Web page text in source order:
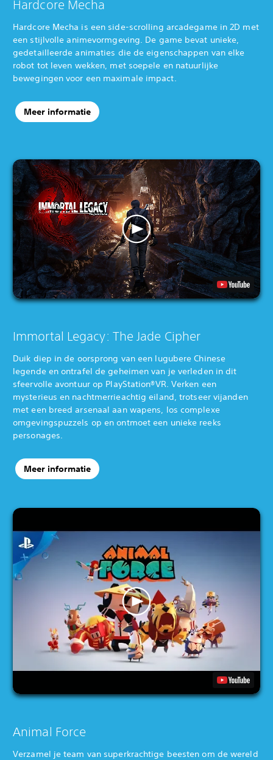
Hardcore Mecha
Hardcore Mecha is een side-scrolling arcadegame in 2D met
een stijlvolle animevormgeving. De game bevat unieke,
gedetailleerde animaties die de eigenschappen van elke
robot tot leven wekken, met soepele en natuurlijke
bewegingen voor een maximale impact.
Meer informatie
Immortal Legacy: The Jade Cipher
Duik diep in de oorsprong van een lugubere Chinese
legende en ontrafel de geheimen van je verleden in dit
sfeervolle avontuur op PlayStation®VR. Verken een
mysterieus en nachtmerrieachtig eiland, trotseer vijanden
met een breed arsenaal aan wapens, los complexe
omgevingspuzzels op en ontmoet een unieke reeks
personages.
Meer informatie
Animal Force
Verzamel je team van superkrachtige beesten om de wereld